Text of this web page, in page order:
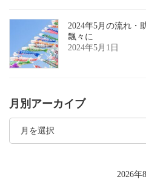
2024年5月の流れ・
飄々に
2024年5月1日
月別アーカイブ
月
2026年